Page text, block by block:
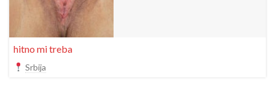
hitno mi treba
Srbija